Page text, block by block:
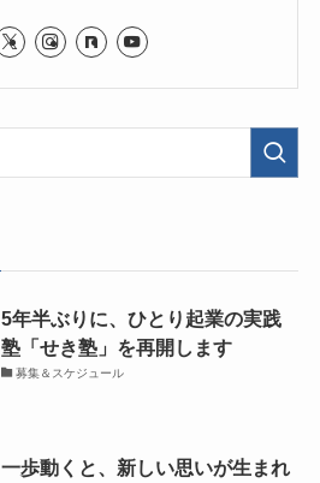
5年半ぶりに、ひとり起業の実践
塾「せき塾」を再開します
募集＆スケジュール
一歩動くと、新しい思いが生まれ